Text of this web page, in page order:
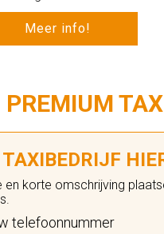
Meer info!
PREMIUM
TAXIBEDRIJF
en korte omschrijving
telefoonnummer